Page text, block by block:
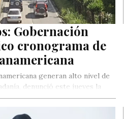
Gobernación
cronograma de
generan alto nivel de
denunció este jueves la